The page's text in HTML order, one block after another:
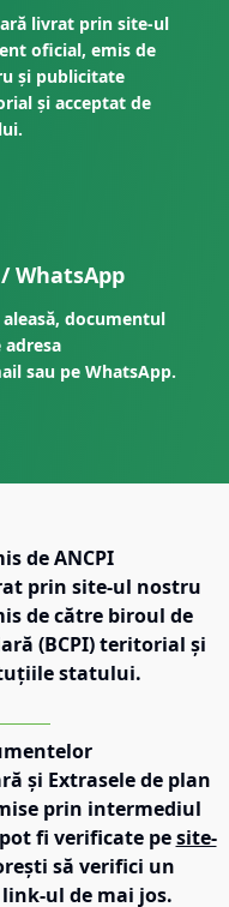
livrat prin site-ul
oficial, emis de
și publicitate
și acceptat de
WhatsApp
documentul
sau pe WhatsApp.
de ANCPI
prin site-ul nostru
de către biroul de
(BCPI) teritorial și
statului.
și Extrasele de plan
prin intermediul
fi verificate pe site-
să verifici un
ul de mai jos.